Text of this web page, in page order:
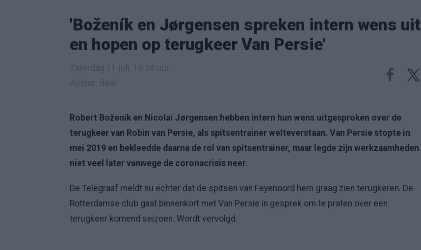
'Boženík en Jørgensen spreken intern wens uit
en hopen op terugkeer Van Persie'
Robert Boženík en Nicolai Jørgensen hebben intern hun wens uitgesproken over de
terugkeer van Robin van Persie, als spitsentrainer welteverstaan. Van Persie stopte in
mei 2019 en bekleedde daarna de rol van spitsentrainer, maar legde zijn werkzaamheden
niet veel later vanwege de coronacrisis neer.
De Telegraaf meldt nu echter dat de spitsen van Feyenoord hem graag zien terugkeren. De
Rotterdamse club gaat binnenkort met Van Persie in gesprek om te praten over een
terugkeer komend seizoen. Wordt vervolgd.